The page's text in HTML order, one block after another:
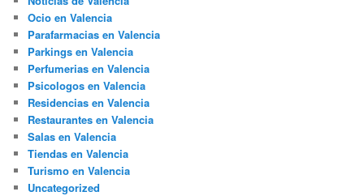
Ocio en Valencia
Parafarmacias en Valencia
Parkings en Valencia
Perfumerias en Valencia
Psicologos en Valencia
Residencias en Valencia
Restaurantes en Valencia
Salas en Valencia
Tiendas en Valencia
Turismo en Valencia
Uncategorized